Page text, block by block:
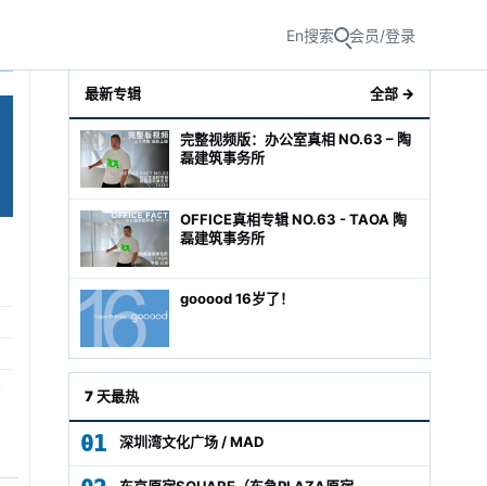
En搜索 会员/登录
最新专辑 全部 →
完整视频版：办公室真相 NO.63 – 陶
磊建筑事务所
OFFICE真相专辑 NO.63 - TAOA 陶
磊建筑事务所
gooood 16岁了！
7 天最热
01 深圳湾文化广场 / MAD